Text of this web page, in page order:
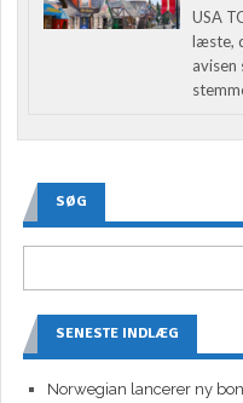
USA
læste,
avisen
SØG
SENESTE INDLÆG
Norwegian lancerer ny